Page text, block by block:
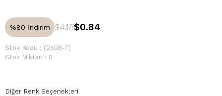
%80 İndirim $4.18$0.84
Stok Kodu
(2508-7)
Stok Miktarı : 0
Diğer Renk Seçenekleri